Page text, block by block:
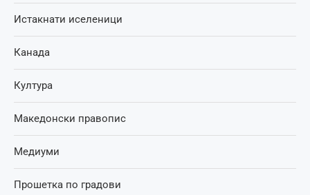
Истакнати иселеници
Канада
Култура
Македонски правопис
Медиуми
Прошетка по градови